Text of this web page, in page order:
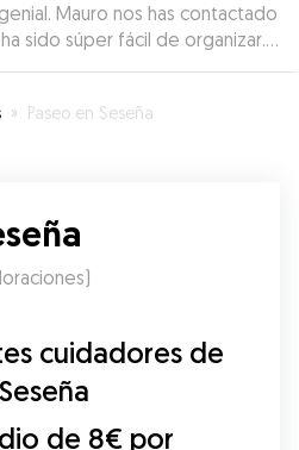
Mauro nos has contactado
sido súper fácil de organizar.
con Sebastián y
Hemos estado muy nerviosos
Mauro 100% y aunque tu
como nuestro Sebastián.
Mauro, sin duda volvería con
» Paseo en Seseña
)
cuidadores de
de 8€ por